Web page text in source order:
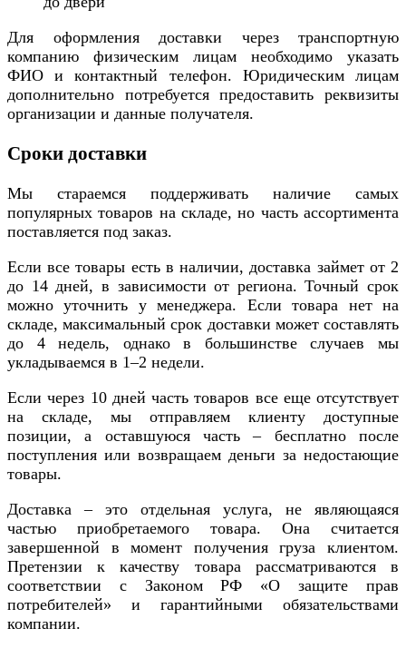
Для оформления доставки через транспортную
компанию физическим лицам необходимо указать
ФИО и контактный телефон. Юридическим лицам
дополнительно потребуется предоставить реквизиты
организации и данные получателя.
Сроки доставки
Мы стараемся поддерживать наличие самых
популярных товаров на складе, но часть ассортимента
поставляется под заказ.
Если все товары есть в наличии, доставка займет от 2
до 14 дней, в зависимости от региона. Точный срок
можно уточнить у менеджера. Если товара нет на
складе, максимальный срок доставки может составлять
до 4 недель, однако в большинстве случаев мы
укладываемся в 1–2 недели.
Если через 10 дней часть товаров все еще отсутствует
на складе, мы отправляем клиенту доступные
позиции, а оставшуюся часть – бесплатно после
поступления или возвращаем деньги за недостающие
товары.
Доставка – это отдельная услуга, не являющаяся
частью приобретаемого товара. Она считается
завершенной в момент получения груза клиентом.
Претензии к качеству товара рассматриваются в
соответствии с Законом РФ «О защите прав
потребителей» и гарантийными обязательствами
компании.